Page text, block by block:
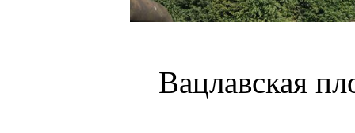
Вацлавская